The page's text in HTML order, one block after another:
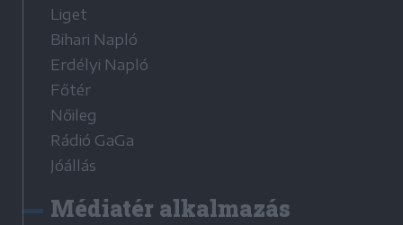
Liget
Bihari Napló
Erdélyi Napló
Főtér
Nőileg
Rádió GaGa
Jóállás
Médiatér alkalmazás